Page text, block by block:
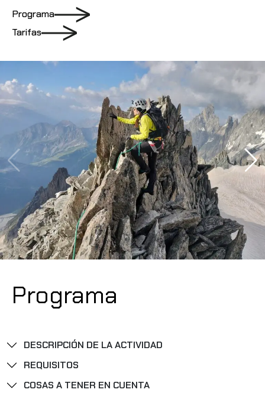
Programa
Tarifas
Programa
DESCRIPCIÓN DE LA ACTIVIDAD
REQUISITOS
COSAS A TENER EN CUENTA